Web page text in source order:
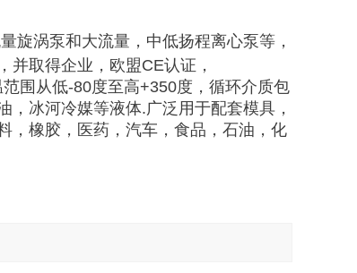
旋涡泵和大流量，中低扬程离心泵等，
取得企业，欧盟CE认证，
围从低-80度至高+350度，循环介质包
冰河冷媒等液体.广泛用于配套模具，
，橡胶，医药，汽车，食品，石油，化